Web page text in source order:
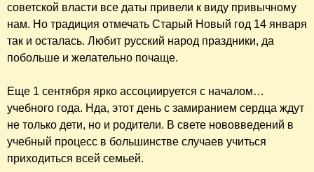
советской власти все даты привели к виду привычному
нам. Но традиция отмечать Старый Новый год 14 января
так и осталась. Любит русский народ праздники, да
побольше и желательно почаще.
Еще 1 сентября ярко ассоциируется с началом…
учебного года. Нда, этот день с замиранием сердца ждут
не только дети, но и родители. В свете нововведений в
учебный процесс в большинстве случаев учиться
приходиться всей семьей.